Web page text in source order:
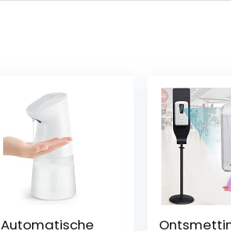
Automatische